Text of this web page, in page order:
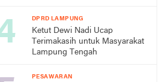
DPRD LAMPUNG
Ketut Dewi Nadi Ucap
Terimakasih untuk Masyarakat
Lampung Tengah
PESAWARAN